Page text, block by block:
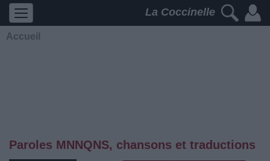
La Coccinelle
Accueil
Paroles MNNQNS, chansons et traductions